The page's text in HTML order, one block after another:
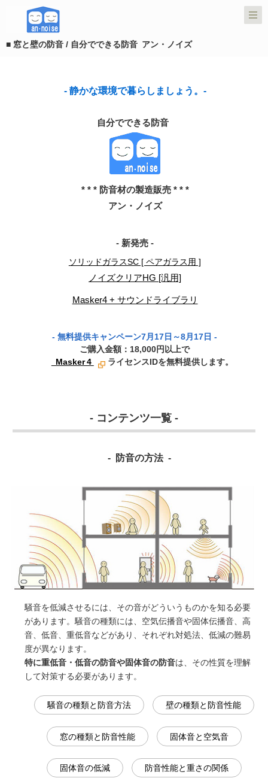
■ 窓と壁の防音 / 自分でできる防音 アン・ノイズ
- 静かな環境で暮らしましょう。-
自分でできる防音
* * * 防音材の製造販売 * * *
アン・ノイズ
- 新発売 -
ソリッドガラスSC [ ペアガラス用 ]
ノイズクリアHG [汎用]
Masker4 + サウンドライブラリ
- 無料提供キャンペーン7月17日～8月17日 -
ご購入金額：18,000円以上で
Masker 4
ライセンスIDを無料提供します。
- コンテンツ一覧 -
- 防音の方法 -
騒音を低減させるには、その音がどういうものかを知る必要
があります。騒音の種類には、空気伝播音や固体伝播音、高
音、低音、重低音などがあり、それぞれ対処法、低減の難易
度が異なります。
特に重低音・低音の防音や固体音の防音は、その性質を理解
して対策する必要があります。
騒音の種類と防音方法 壁の種類と防音性能
窓の種類と防音性能 固体音と空気音
固体音の低減 防音性能と重さの関係